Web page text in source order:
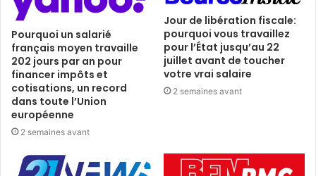
Pourquoi un salarié
français moyen travaille
202 jours par an pour
financer impôts et
cotisations, un record
dans toute l’Union
européenne
2 semaines avant
Jour de libération fiscale:
pourquoi vous travaillez
pour l’État jusqu’au 22
juillet avant de toucher
votre vrai salaire
2 semaines avant